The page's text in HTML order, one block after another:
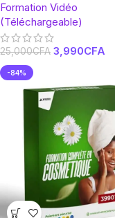
Formation Vidéo
(Téléchargeable)
25,000CFA 3,990CFA
-84%